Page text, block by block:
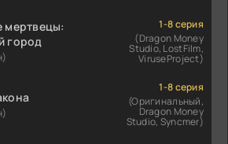
мертвецы:
город
1-8 серия
(Dragon Money
Studio, LostFilm,
ViruseProject)
1-8 серия
(Оригинальный,
Dragon Money
Studio, Syncmer)